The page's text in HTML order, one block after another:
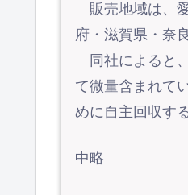
販売地域は、
府・滋賀県・奈
同社によると
て微量含まれて
めに自主回収す
中略